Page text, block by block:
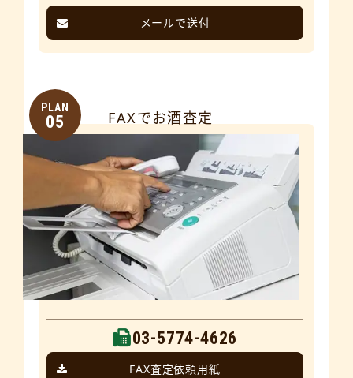
メールで送付
PLAN
05 FAXでお酒査定
03-5774-4626
FAX査定依頼用紙